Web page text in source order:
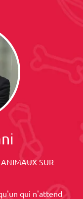
SUR
qui n'attend